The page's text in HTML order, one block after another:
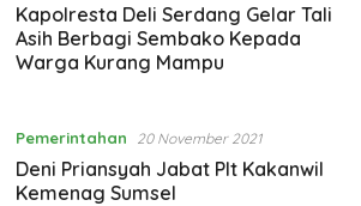
November 2021
Kapolresta Deli Serdang Gelar Tali
Asih Berbagi Sembako Kepada
Warga Kurang Mampu
Pemerintahan 20 November 2021
Deni Priansyah Jabat Plt Kakanwil
Kemenag Sumsel